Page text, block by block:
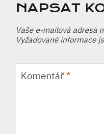
NAPSAT
Vaše e-mailová adresa
Vyžadované informace
Komentář*